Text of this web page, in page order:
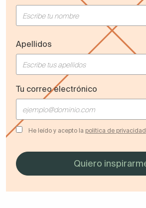
Apellidos
Tu correo electrónico
He leído y acepto la política de privacidad